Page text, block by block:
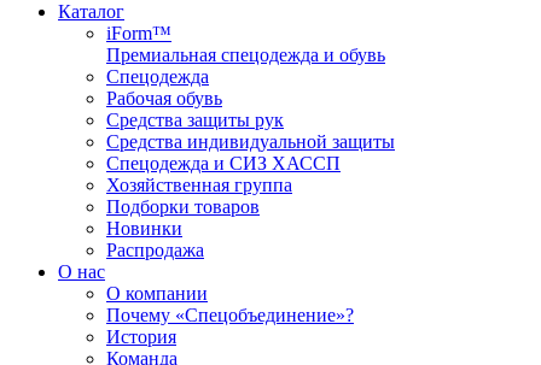
Каталог
iForm™
Премиальная спецодежда и обувь
Спецодежда
Рабочая обувь
Средства защиты рук
Средства индивидуальной защиты
Спецодежда и СИЗ ХАССП
Хозяйственная группа
Подборки товаров
Новинки
Распродажа
О нас
О компании
Почему «Спецобъединение»?
История
Команда